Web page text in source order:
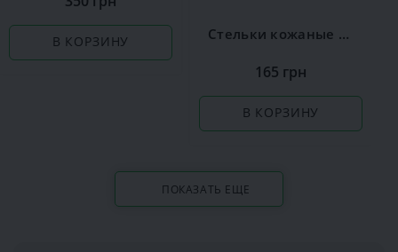
В КОРЗИНУ Стельки кожаные Coccine Leather on Latex
165 грн
В КОРЗИНУ
ПОКАЗАТЬ ЕЩЕ